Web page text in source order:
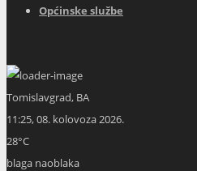
Općinske službe
Tomislavgrad, BA
11:25,08. kolovoza 2026.
28°C
blaga naoblaka